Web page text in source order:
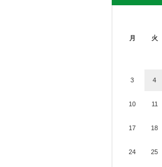
月
火
3 4
10 11
17 18
24 25